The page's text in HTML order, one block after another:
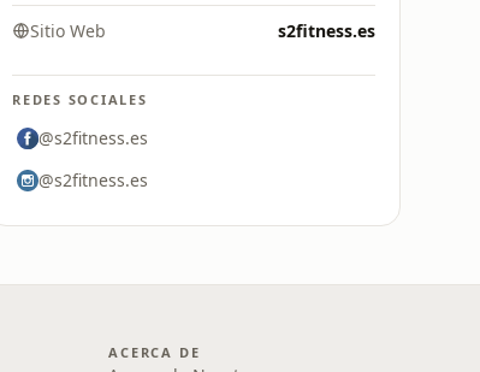
Sitio Web s2fitness.es
REDES SOCIALES
@s2fitness.es
@s2fitness.es
ACERCA DE